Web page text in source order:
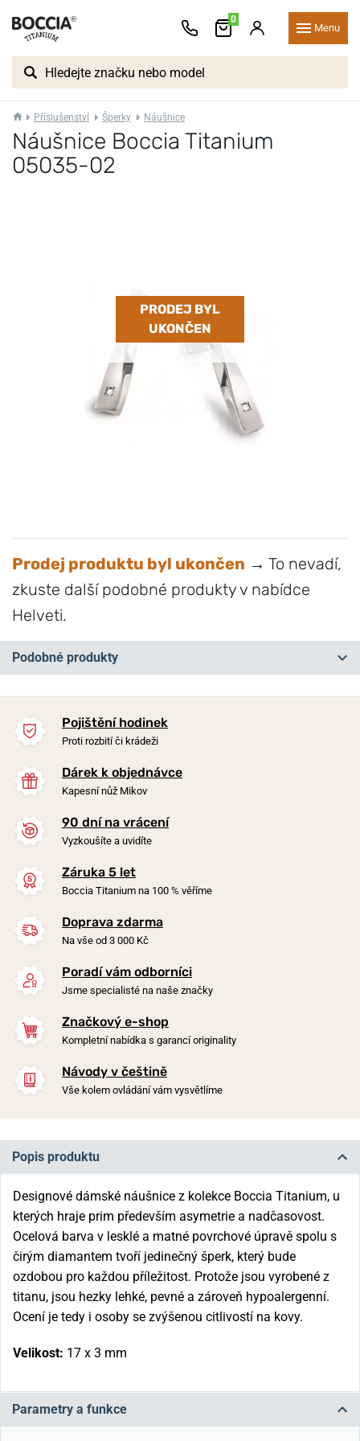
0
Menu
Příslušenství Šperky Náušnice
Náušnice Boccia Titanium
05035-02
PRODEJ BYL
UKONČEN
Prodej produktu byl ukončen → To nevadí,
zkuste další podobné produkty v nabídce
Helveti.
Podobné produkty
-20%
Náušnice Boccia Titanium
0581-02
Skladem
1 590 Kč
Pojištění hodinek
Proti rozbití či krádeži
Dárek k objednávce
Kapesní nůž Mikov
90 dní na vrácení
Vyzkoušíte a uvidíte
Záruka 5 let
Boccia Titanium na 100 % věříme
Doprava zdarma
Na vše od 3 000 Kč
Poradí vám odborníci
Jsme specialisté na naše značky
Značkový e-shop
Kompletní nabídka s garancí originality
Návody v češtině
Vše kolem ovládání vám vysvětlíme
Popis produktu
Designové dámské náušnice z kolekce Boccia Titanium, u
kterých hraje prim především asymetrie a nadčasovost.
Ocelová barva v lesklé a matné povrchové úpravě spolu s
čirým diamantem tvoří jedinečný šperk, který bude
ozdobou pro každou příležitost. Protože jsou vyrobené z
titanu, jsou hezky lehké, pevné a zároveň hypoalergenní.
Ocení je tedy i osoby se zvýšenou citlivostí na kovy.
Velikost: 17 x 3 mm
Parametry a funkce